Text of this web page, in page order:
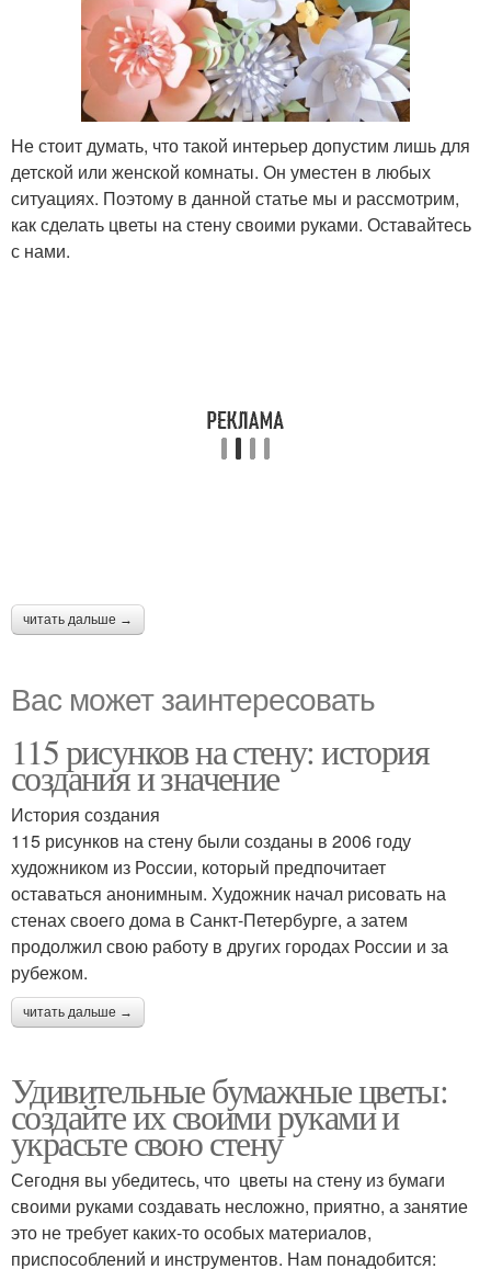
Не стоит думать, что такой интерьер допустим лишь для
детской или женской комнаты. Он уместен в любых
ситуациях. Поэтому в данной статье мы и рассмотрим,
как сделать цветы на стену своими руками. Оставайтесь
с нами.
читать дальше →
Вас может заинтересовать
115 рисунков на стену: история
создания и значение
История создания
115 рисунков на стену были созданы в 2006 году
художником из России, который предпочитает
оставаться анонимным. Художник начал рисовать на
стенах своего дома в Санкт-Петербурге, а затем
продолжил свою работу в других городах России и за
рубежом.
читать дальше →
Удивительные бумажные цветы:
создайте их своими руками и
украсьте свою стену
Сегодня вы убедитесь, что цветы на стену из бумаги
своими руками создавать несложно, приятно, а занятие
это не требует каких-то особых материалов,
приспособлений и инструментов. Нам понадобится: